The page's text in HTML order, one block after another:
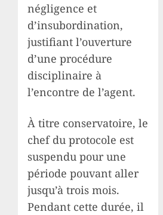
négligence et
d’insubordination,
justifiant l’ouverture
d’une procédure
disciplinaire à
l’encontre de l’agent.
À titre conservatoire, le
chef du protocole est
suspendu pour une
période pouvant aller
jusqu’à trois mois.
Pendant cette durée, il